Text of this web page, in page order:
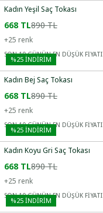
Kadın Yeşil Saç Tokası
668 TL890 TL
+25 renk
SON 10 GÜNÜN EN DÜŞÜK FİYATI
%25 İNDİRİM
Kadın Bej Saç Tokası
668 TL890 TL
+25 renk
SON 10 GÜNÜN EN DÜŞÜK FİYATI
%25 İNDİRİM
Kadın Koyu Gri Saç Tokası
668 TL890 TL
+25 renk
SON 10 GÜNÜN EN DÜŞÜK FİYATI
%25 İNDİRİM